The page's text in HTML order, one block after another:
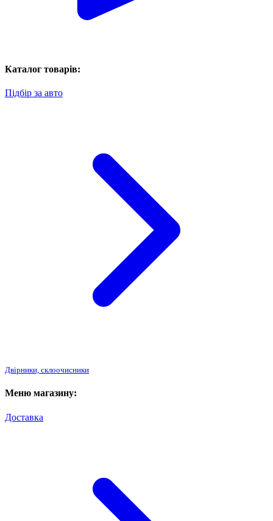
Каталог товарів:
Підбір за авто
Двірники, склоочисники
Меню магазину:
Доставка